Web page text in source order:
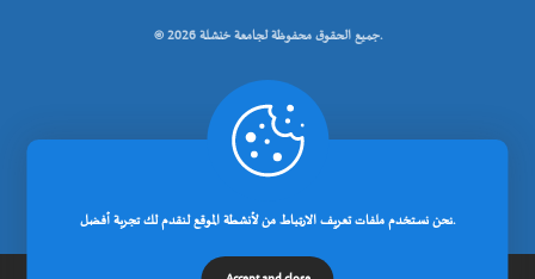
© جميع الحقوق محفوظة لجامعة خنشلة 2026.
.
نحن نستخدم ملفات تعريف الارتباط من لأنشطة الموقع لنقدم لك تجربة أفضل.